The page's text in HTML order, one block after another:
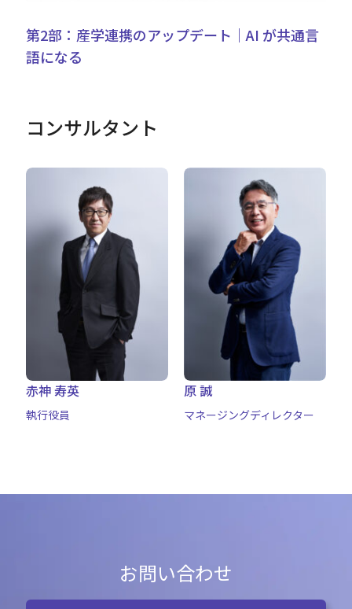
第2部：産学連携のアップデート｜AI が共通言
語になる
コンサルタント
赤神 寿英
執行役員
原 誠
マネージングディレクター
お問い合わせ